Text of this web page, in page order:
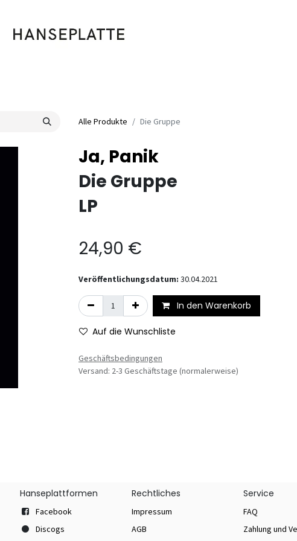
Alle Produkte Die Gruppe
Ja, Panik
Die Gruppe
LP
24,90 €
Veröffentlichungsdatum: 30.04.2021
In den Warenkorb
Auf die Wunschliste
Geschäftsbedingungen
Versand: 2-3 Geschäftstage (normalerweise)
Hanseplattformen
Facebook
Discogs
Rechtliches
Impressum
AGB
Service
FAQ
Zahlung und